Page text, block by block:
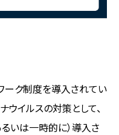
ーク制度を導入されてい
ウイルスの対策として、
いは一時的に）導入さ